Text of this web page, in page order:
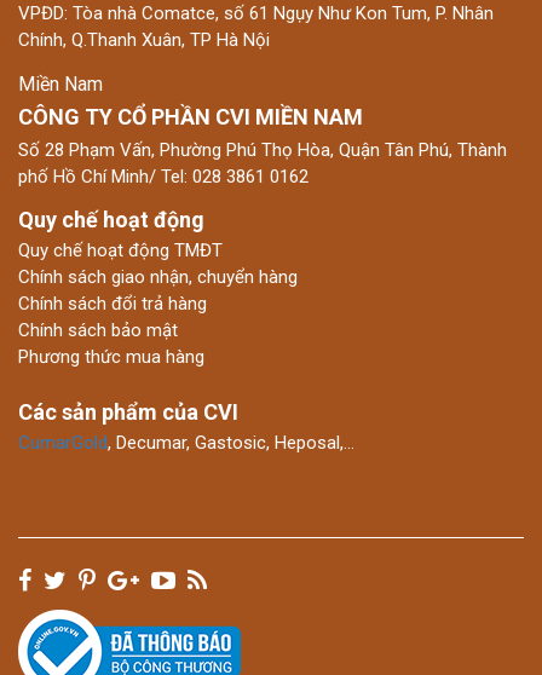
VPĐD: Tòa nhà Comatce, số 61 Ngụy Như Kon Tum, P. Nhân
Chính, Q.Thanh Xuân, TP Hà Nội
Miền Nam
CÔNG TY CỔ PHẦN CVI MIỀN NAM
Số 28 Phạm Vấn, Phường Phú Thọ Hòa, Quận Tân Phú, Thành
phố Hồ Chí Minh/ Tel: 028 3861 0162
Quy chế hoạt động
Quy chế hoạt động TMĐT
Chính sách giao nhận, chuyển hàng
Chính sách đổi trả hàng
Chính sách bảo mật
Phương thức mua hàng
Các sản phẩm của CVI
CumarGold, Decumar, Gastosic, Heposal,…